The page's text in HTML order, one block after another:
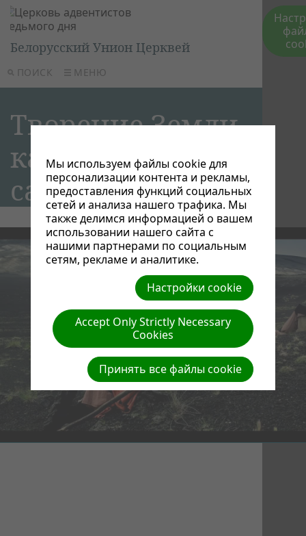
ПОИСК МЕНЮ
Белорусский Унион Церквей
Творение Земли,
как это было на
самом деле?
Мы используем файлы cookie для
персонализации контента и рекламы,
предоставления функций социальных
сетей и анализа нашего трафика. Мы
также делимся информацией о вашем
использовании нашего сайта с
нашими партнерами по социальным
сетям, рекламе и аналитике.
Настройки cookie
Accept Only Strictly Necessary
Cookies
Принять все файлы cookie